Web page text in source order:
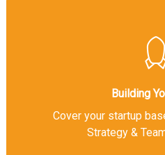
Building
Cover your startup
Strategy &